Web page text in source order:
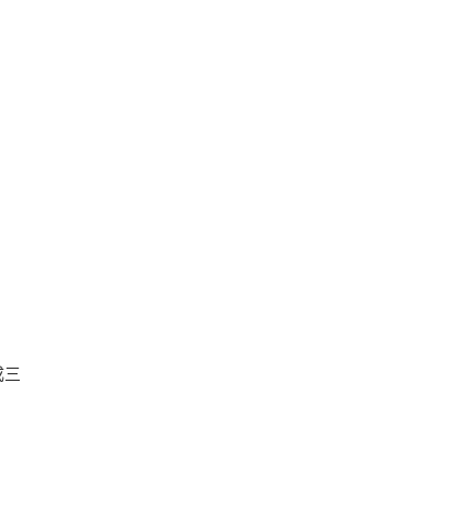
三